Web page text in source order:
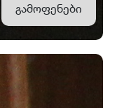
გამოფენები